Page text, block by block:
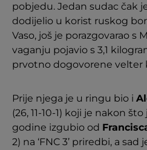
pobjedu. Jedan sudac čak
dodijelio u korist ruskog
Vaso, još je porazgovarao s
vaganju pojavio s 3,1
prvotno dogovorene velter
Prije njega je u ringu bio i
(26, 11-10-1) koji je nakon
godine izgubio od
2) na ‘FNC 3’ priredbi, a